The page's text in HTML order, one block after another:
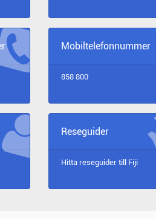
Mobiltelefonnummer
858 800
Reseguider
Hitta reseguider till Fiji